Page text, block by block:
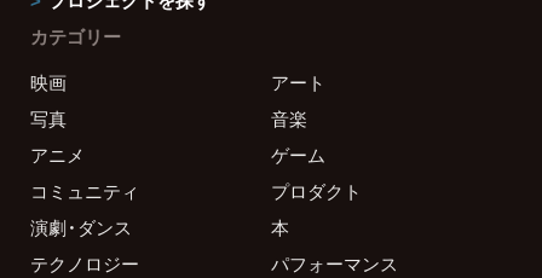
カテゴリー
映画
アート
写真
音楽
アニメ
ゲーム
コミュニティ
プロダクト
演劇・ダンス
本
テクノロジー
パフォーマンス